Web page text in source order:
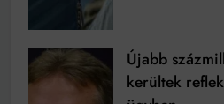
Újabb
kerültek